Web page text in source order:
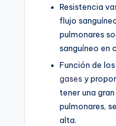
Resistencia
flujo
pulmonares
sanguíneo en
Función de
gases y
tener una
pulmonares,
alta.